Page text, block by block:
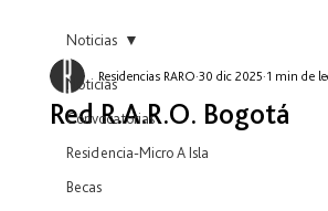
Noticias
Convocatorias
Residencia-Micro A Isla
Becas
Noticias
Red R.A.R.O. Bogotá
Residencias RARO 30 dic 2025 1 min de